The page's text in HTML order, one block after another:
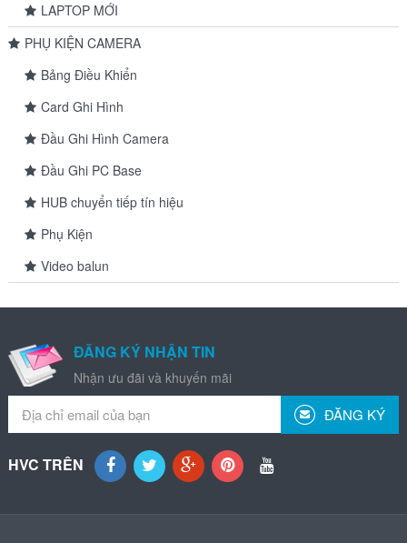
LAPTOP MỚI
PHỤ KIỆN CAMERA
Bảng Điều Khiển
Card Ghi Hình
Đầu Ghi Hình Camera
Đầu Ghi PC Base
HUB chuyển tiếp tín hiệu
Phụ Kiện
Video balun
ĐĂNG KÝ NHẬN TIN
Nhận ưu đãi và khuyến mãi
ĐĂNG KÝ
HVC TRÊN